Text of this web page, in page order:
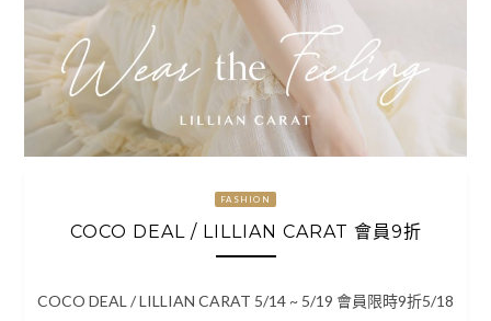
FASHION
COCO DEAL / LILLIAN CARAT 會員9折
COCO DEAL / LILLIAN CARAT 5/14 ~ 5/19 會員限時9折5/18